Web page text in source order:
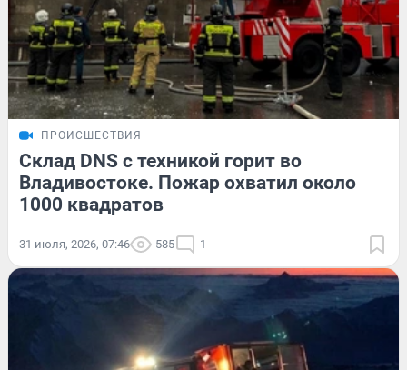
ПРОИСШЕСТВИЯ
Склад DNS с техникой горит во
Владивостоке. Пожар охватил около
1000 квадратов
31 июля, 2026, 07:46 585 1